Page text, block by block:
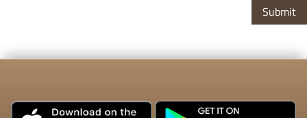
Submit